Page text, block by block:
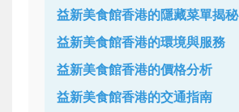
益新美食館香港的隱藏菜單揭秘
益新美食館香港的環境與服務
益新美食館香港的價格分析
益新美食館香港的交通指南